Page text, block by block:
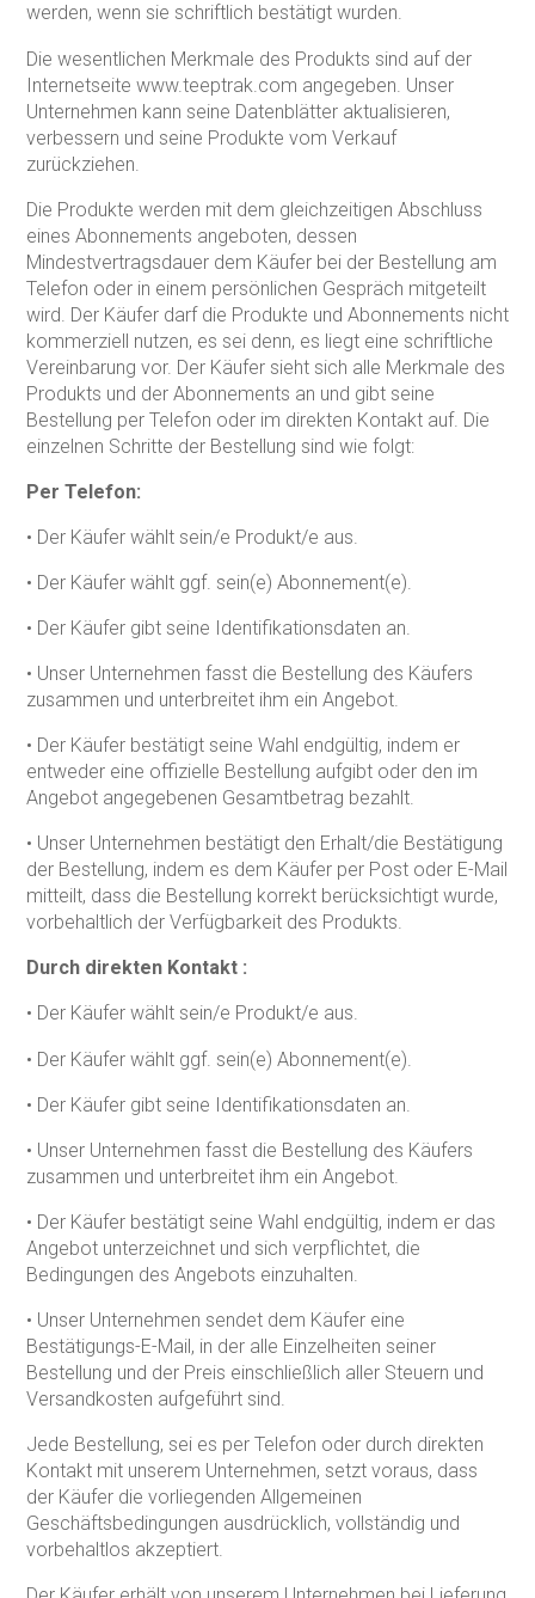
werden, wenn sie schriftlich bestätigt wurden.
Die wesentlichen Merkmale des Produkts sind auf der
Internetseite www.teeptrak.com angegeben. Unser
Unternehmen kann seine Datenblätter aktualisieren,
verbessern und seine Produkte vom Verkauf
zurückziehen.
Die Produkte werden mit dem gleichzeitigen Abschluss
eines Abonnements angeboten, dessen
Mindestvertragsdauer dem Käufer bei der Bestellung am
Telefon oder in einem persönlichen Gespräch mitgeteilt
wird. Der Käufer darf die Produkte und Abonnements nicht
kommerziell nutzen, es sei denn, es liegt eine schriftliche
Vereinbarung vor. Der Käufer sieht sich alle Merkmale des
Produkts und der Abonnements an und gibt seine
Bestellung per Telefon oder im direkten Kontakt auf. Die
einzelnen Schritte der Bestellung sind wie folgt:
Per Telefon:
• Der Käufer wählt sein/e Produkt/e aus.
• Der Käufer wählt ggf. sein(e) Abonnement(e).
• Der Käufer gibt seine Identifikationsdaten an.
• Unser Unternehmen fasst die Bestellung des Käufers
zusammen und unterbreitet ihm ein Angebot.
• Der Käufer bestätigt seine Wahl endgültig, indem er
entweder eine offizielle Bestellung aufgibt oder den im
Angebot angegebenen Gesamtbetrag bezahlt.
• Unser Unternehmen bestätigt den Erhalt/die Bestätigung
der Bestellung, indem es dem Käufer per Post oder E-Mail
mitteilt, dass die Bestellung korrekt berücksichtigt wurde,
vorbehaltlich der Verfügbarkeit des Produkts.
Durch direkten Kontakt :
• Der Käufer wählt sein/e Produkt/e aus.
• Der Käufer wählt ggf. sein(e) Abonnement(e).
• Der Käufer gibt seine Identifikationsdaten an.
• Unser Unternehmen fasst die Bestellung des Käufers
zusammen und unterbreitet ihm ein Angebot.
• Der Käufer bestätigt seine Wahl endgültig, indem er das
Angebot unterzeichnet und sich verpflichtet, die
Bedingungen des Angebots einzuhalten.
• Unser Unternehmen sendet dem Käufer eine
Bestätigungs-E-Mail, in der alle Einzelheiten seiner
Bestellung und der Preis einschließlich aller Steuern und
Versandkosten aufgeführt sind.
Jede Bestellung, sei es per Telefon oder durch direkten
Kontakt mit unserem Unternehmen, setzt voraus, dass
der Käufer die vorliegenden Allgemeinen
Geschäftsbedingungen ausdrücklich, vollständig und
vorbehaltlos akzeptiert.